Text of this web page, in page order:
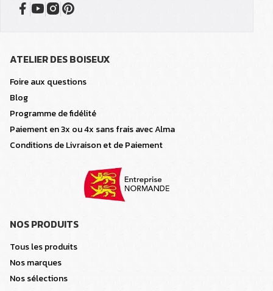
ATELIER DES BOISEUX
Foire aux questions
Blog
Programme de fidélité
Paiement en 3x ou 4x sans frais avec Alma
Conditions de Livraison et de Paiement
NOS PRODUITS
Tous les produits
Nos marques
Nos sélections